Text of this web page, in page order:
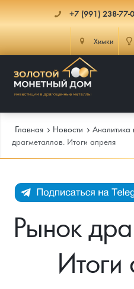
+7 (991) 238-77-
Химки
Каталог Монет
Инвестиционные монеты
Монеты Россия и СССР
Иностранные
Памятные и старинные монеты
Памятные монеты России и СССР
Монеты и жетоны ЗМД
Инфо
Как сделать заказ
Подлинность монет
Доставка
Подбор монет
Главная Новости Аналитика
драгметаллов. Итоги апреля
Рынок
Итоги